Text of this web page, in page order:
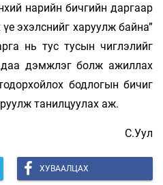
нарийн бичгийн даргаар
эхэлснийг харуулж байна”
нь тус тусын чиглэлийг
дэмжлэг болж ажиллах
бодлогын бичиг
танилцуулах аж.
С.Уул
ХУВААЛЦАХ